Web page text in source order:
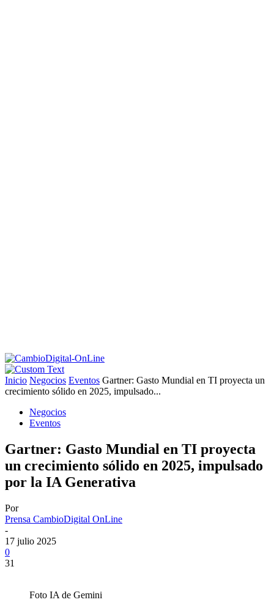
Inicio Negocios Eventos Gartner: Gasto Mundial en TI proyecta un
crecimiento sólido en 2025, impulsado...
Negocios
Eventos
Gartner: Gasto Mundial en TI proyecta
un crecimiento sólido en 2025, impulsado
por la IA Generativa
Por
Prensa CambioDigital OnLine
-
17 julio 2025
0
31
Foto IA de Gemini